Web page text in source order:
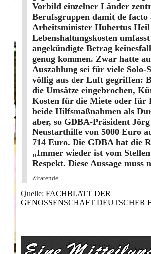
Vorbild einzelner Länder
Berufsgruppen damit de facto
Arbeitsminister Hubertus Heil
Lebenshaltungskosten
angekündigte Betrag
genug kommen. Zwar hatte
Auszahlung sei für viele
völlig aus der Luft gegriffen:
die Umsätze eingebrochen,
Kosten für die Miete oder für
beide Hilfsmaßnahmen als
aber, so GDBA-Präsident
Neustarthilfe von 5000 Euro
714 Euro. Die GDBA hat die
„Immer wieder ist vom
Respekt. Diese Aussage
Zitatende
Quelle: FACHBLATT DER
GENOSSENSCHAFT DEUTSCHER